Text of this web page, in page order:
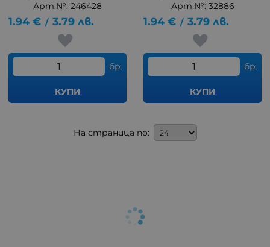
Арт.№: 246428
1.94 € / 3.79 лв.
бр.
КУПИ
Арт.№: 32886
1.94 € / 3.79 лв.
бр.
КУПИ
На страница по: